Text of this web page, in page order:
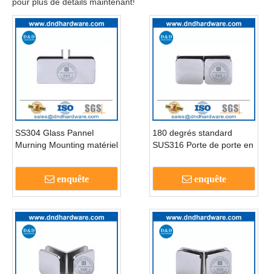
SS304 Glass Pannel
Murning Mounting matériel
enquête
180 degrés standard
SUS316 Porte de porte en
enquête